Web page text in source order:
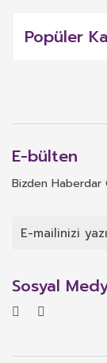
Popüler
E-bülten
Bizden Haberdar
Sosyal